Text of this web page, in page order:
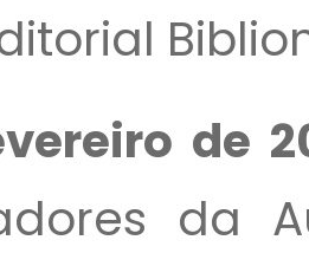
de
da